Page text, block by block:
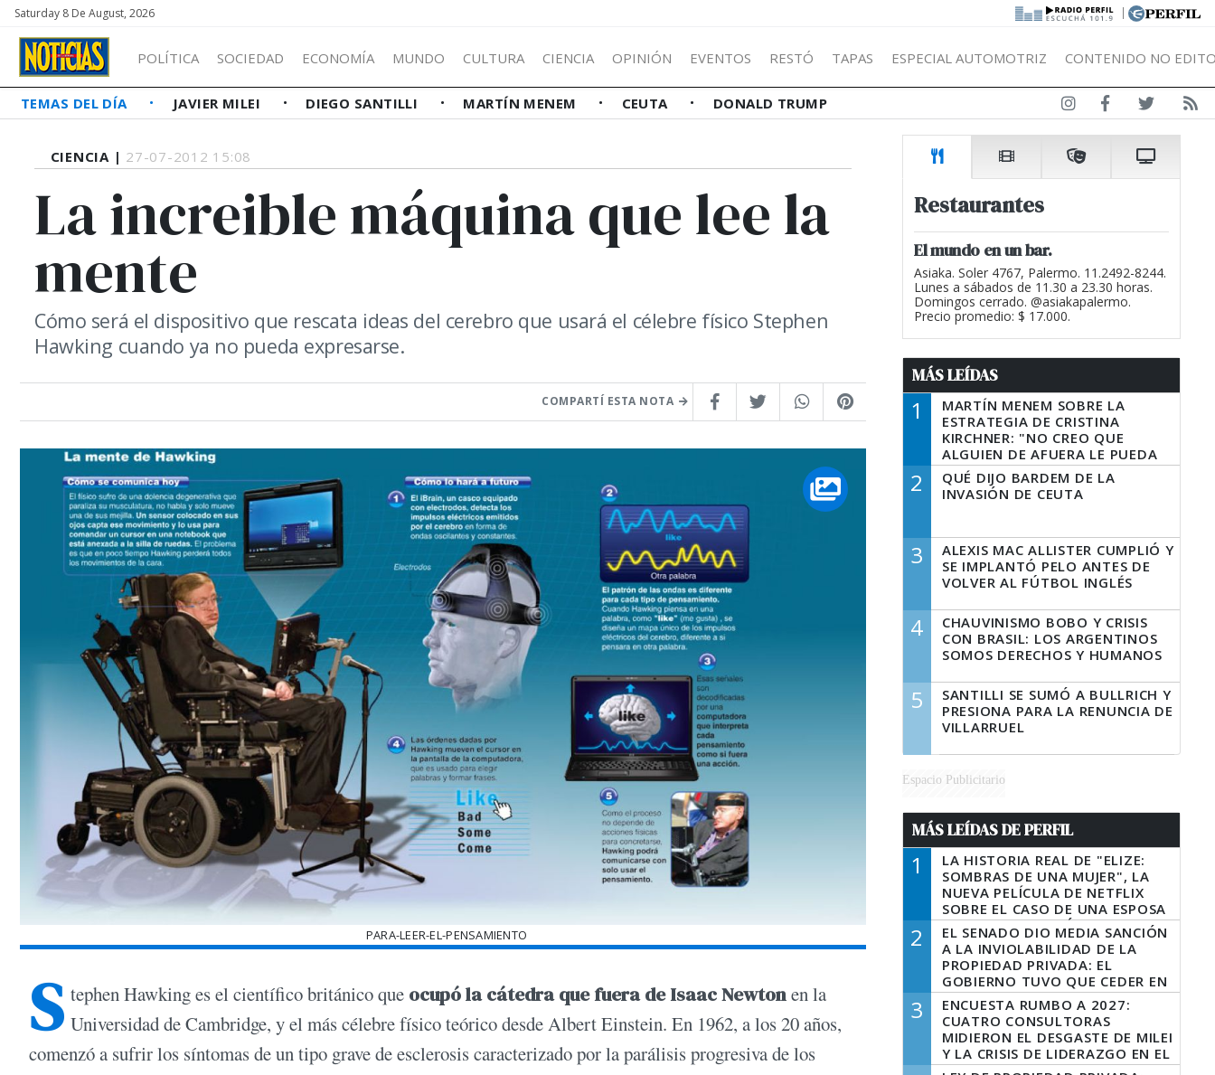
Saturday 8 De August, 2026 |
POLÍTICA SOCIEDAD ECONOMÍA MUNDO CULTURA CIENCIA OPINIÓN EVENTOS RESTÓ TAPAS ESPECIAL AUTOMOTRIZ CONTENIDO NO
TEMAS DEL DÍA JAVIER MILEI DIEGO SANTILLI MARTÍN MENEM CEUTA DONALD TRUMP
CIENCIA | 27-07-2012 15:08
La increible máquina que lee la
mente
Cómo será el dispositivo que rescata ideas del cerebro que usará el célebre físico Stephen
Hawking cuando ya no pueda expresarse.
COMPARTÍ ESTA NOTA
PARA-LEER-EL-PENSAMIENTO
S tephen Hawking es el científico británico que ocupó la cátedra que fuera de Isaac Newtonen la
Universidad de Cambridge, y el más célebre físico teórico desde Albert Einstein. En 1962, a los 20 años,
comenzó a sufrir los síntomas de un tipo grave de esclerosis caracterizado por la parálisis progresiva de los
Restaurantes
El mundo en un bar.
Asiaka. Soler 4767, Palermo. 11.2492-8244.
Lunes a sábados de 11.30 a 23.30 horas.
Domingos cerrado. @asiakapalermo.
Precio promedio: $ 17.000.
MÁS LEÍDAS
1
MARTÍN MENEM SOBRE LA
ESTRATEGIA DE CRISTINA
KIRCHNER: "NO CREO QUE
ALGUIEN DE AFUERA LE PUEDA
DECIR A LA JUSTICIA LO QUE
TIENE QUE HACER"
2
QUÉ DIJO BARDEM DE LA
INVASIÓN DE CEUTA
3
ALEXIS MAC ALLISTER CUMPLIÓ Y
SE IMPLANTÓ PELO ANTES DE
VOLVER AL FÚTBOL INGLÉS
4
CHAUVINISMO BOBO Y CRISIS
CON BRASIL: LOS ARGENTINOS
SOMOS DERECHOS Y HUMANOS
5
SANTILLI SE SUMÓ A BULLRICH Y
PRESIONA PARA LA RENUNCIA DE
VILLARRUEL
Espacio Publicitario
MÁS LEÍDAS DE PERFIL
1
LA HISTORIA REAL DE "ELIZE:
SOMBRAS DE UNA MUJER", LA
NUEVA PELÍCULA DE NETFLIX
SOBRE EL CASO DE UNA ESPOSA
QUE DESCUARTIZÓ A SU
MARIDO
2
EL SENADO DIO MEDIA SANCIÓN
A LA INVIOLABILIDAD DE LA
PROPIEDAD PRIVADA: EL
GOBIERNO TUVO QUE CEDER EN
LA LEY DEL MANEJO DEL FUEGO
3
ENCUESTA RUMBO A 2027:
CUATRO CONSULTORAS
MIDIERON EL DESGASTE DE MILEI
Y LA CRISIS DE LIDERAZGO EN EL
PERONISMO